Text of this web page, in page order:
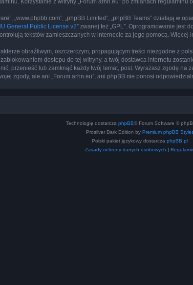
Korzystanie z witryny „Forum arhn.eu” po zmianach
„www.phpbb.com”, „phpBB Limited”, „phpBB Teams” działają
General Public License v2” zwanej też „GPL”. Oprogramowanie jest
tekstów zamieszczanych w internecie za jego pomocą. Więcej
obraźliwym, oszczerczym, propagującym treści niezgodne z
dostępu do tej witryny, a twój dostawca internetu
przenieść lub zamknąć każdy twój temat, post. Wyrażasz zgodę
zgody, ale ani „Forum arhn.eu”, ani phpBB nie ponosi
Technologię dostarcza phpBB® Forum Software ©
Prosilver Dark Edition by Premium phpBB
Polski pakiet językowy dostarcza phpBB.pl
Zasady ochrony danych osobowych |